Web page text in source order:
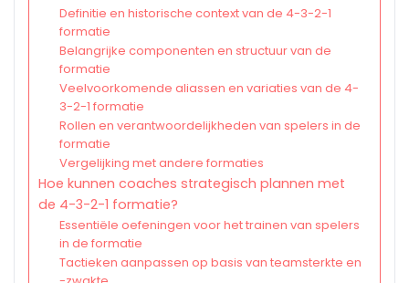
Definitie en historische context van de 4-3-2-1
formatie
Belangrijke componenten en structuur van de
formatie
Veelvoorkomende aliassen en variaties van de 4-
3-2-1 formatie
Rollen en verantwoordelijkheden van spelers in de
formatie
Vergelijking met andere formaties
Hoe kunnen coaches strategisch plannen met
de 4-3-2-1 formatie?
Essentiële oefeningen voor het trainen van spelers
in de formatie
Tactieken aanpassen op basis van teamsterkte en